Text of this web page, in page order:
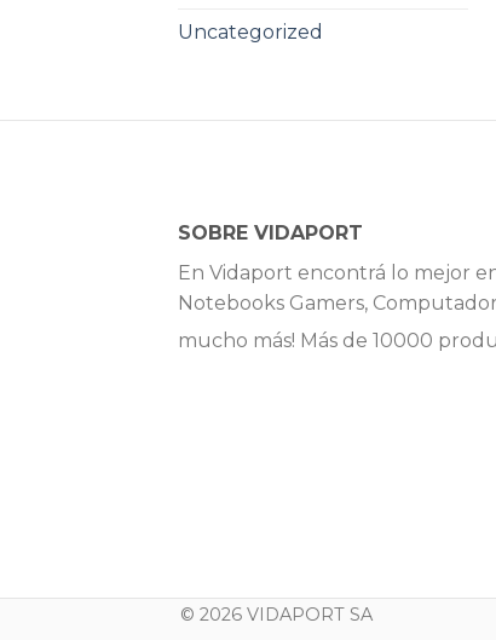
Uncategorized
SOBRE VIDAPORT
En Vidaport encontrá lo mejor
Notebooks Gamers,
mucho más! Más de 10000
© 2026 VIDAPORT SA